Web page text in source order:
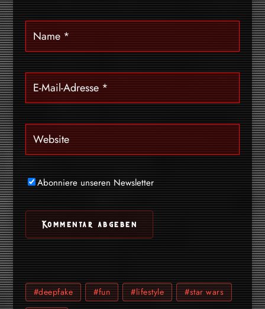
Abonniere unseren Newsletter
#deepfake #fun #lifestyle #star wars